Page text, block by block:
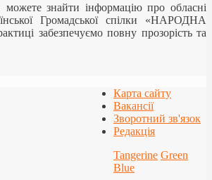
знайти інформацію про обласні
Громадської спілки «НАРОДНА
забезпечуємо повну прозорість та
Карта сайту
Вакансії
Зворотний зв'язок
Редакція
Tangerine Green
Blue